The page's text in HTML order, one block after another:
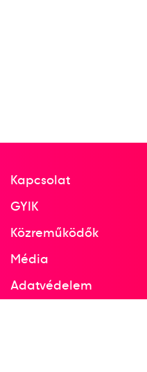
Kapcsolat
GYIK
Közreműködők
Média
Adatvédelem